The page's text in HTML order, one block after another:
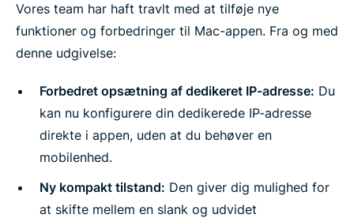
Vores team har haft travlt med at tilføje nye
funktioner og forbedringer til Mac-appen. Fra og med
denne udgivelse:
Forbedret opsætning af dedikeret IP-adresse: Du
kan nu konfigurere din dedikerede IP-adresse
direkte i appen, uden at du behøver en
mobilenhed.
Ny kompakt tilstand: Den giver dig mulighed for
at skifte mellem en slank og udvidet